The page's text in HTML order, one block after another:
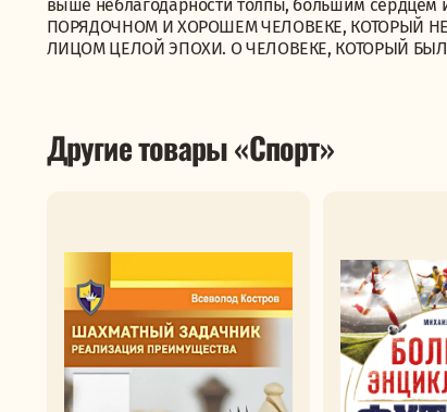
выше неблагодарности толпы, большим
ПОРЯДОЧНОМ И ХОРОШЕМ ЧЕЛОВЕКЕ, КОТОРЫЙ
ЛИЦОМ ЦЕЛОЙ ЭПОХИ. О ЧЕЛОВЕКЕ, КОТОРЫЙ
Другие товары «Спорт»